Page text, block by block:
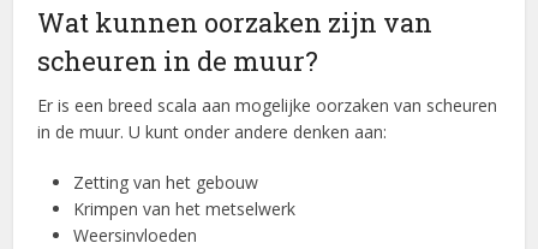
Wat kunnen oorzaken zijn van
scheuren in de muur?
Er is een breed scala aan mogelijke oorzaken van scheuren
in de muur. U kunt onder andere denken aan:
Zetting van het gebouw
Krimpen van het metselwerk
Weersinvloeden